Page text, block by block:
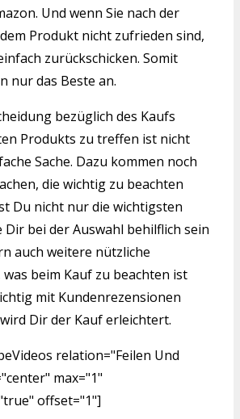
Und wenn Sie nach der
Produkt nicht zufrieden sind,
zurückschicken. Somit
nur das Beste an.
bezüglich des Kaufs
Produkts zu treffen ist nicht
Sache. Dazu kommen noch
die wichtig zu beachten
Du nicht nur die wichtigsten
Dir bei der Auswahl behilflich sein
auch weitere nützliche
beim Kauf zu beachten ist
mit Kundenrezensionen
Dir der Kauf erleichtert.
relation="Feilen Und
max="1"
offset="1"]